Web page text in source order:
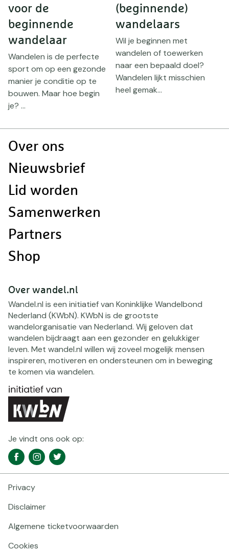
voor de
beginnende
wandelaar
Wandelen is de perfecte
sport om op een gezonde
manier je conditie op te
bouwen. Maar hoe begin
je? ...
(beginnende)
wandelaars
Wil je beginnen met
wandelen of toewerken
naar een bepaald doel?
Wandelen lijkt misschien
heel gemak...
Doormat
Over ons
Nieuwsbrief
Lid worden
Samenwerken
Partners
Shop
Over wandel.nl
Wandel.nl is een initiatief van Koninklijke Wandelbond
Nederland (KWbN). KWbN is de grootste
wandelorganisatie van Nederland. Wij geloven dat
wandelen bijdraagt aan een gezonder en gelukkiger
leven. Met wandel.nl willen wij zoveel mogelijk mensen
inspireren, motiveren en ondersteunen om in beweging
te komen via wandelen.
Je vindt ons ook op:
Social
media
FacebookInstagramTwitter
Footer
navigatie
Privacy
Disclaimer
Algemene ticketvoorwaarden
Cookies